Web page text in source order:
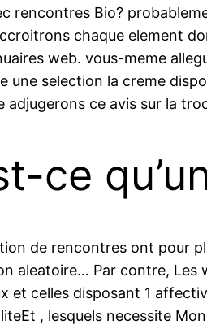
rencontres Bio?
chaque element
web. vous-meme
une selection la creme
adjugerons ce avis sur la
ce
de rencontres ont pour
aleatoire… Par contre, Les
et celles disposant 1
, lesquels necessite